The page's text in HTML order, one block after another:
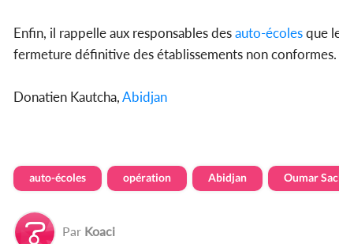
Enfin, il rappelle aux responsables desauto-écolesque
fermeture définitive des établissements non conformes.
Donatien Kautcha,Abidjan
auto-écoles opération Abidjan Oumar
Par Koaci